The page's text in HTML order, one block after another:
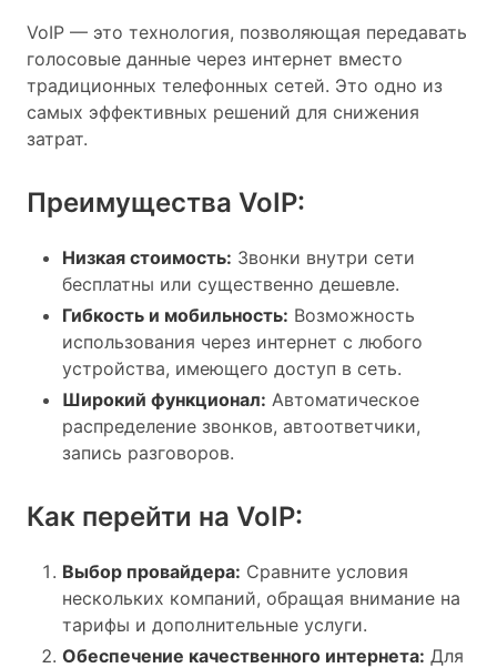
VoIP — это технология, позволяющая передавать
голосовые данные через интернет вместо
традиционных телефонных сетей. Это одно из
самых эффективных решений для снижения
затрат.
Преимущества VoIP:
Низкая стоимость: Звонки внутри сети
бесплатны или существенно дешевле.
Гибкость и мобильность: Возможность
использования через интернет с любого
устройства, имеющего доступ в сеть.
Широкий функционал: Автоматическое
распределение звонков, автоответчики,
запись разговоров.
Как перейти на VoIP:
Выбор провайдера: Сравните условия
нескольких компаний, обращая внимание на
тарифы и дополнительные услуги.
Обеспечение качественного интернета: Для